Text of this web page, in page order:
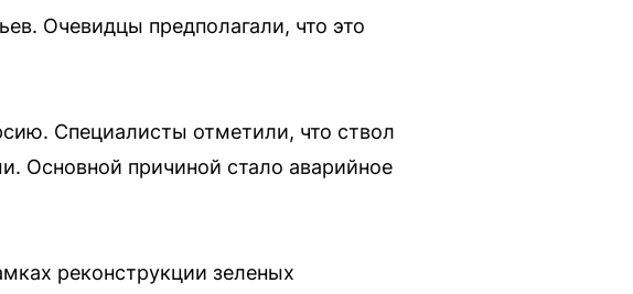
Очевидцы предполагали, что это
Специалисты отметили, что ствол
Основной причиной стало аварийное
реконструкции зеленых